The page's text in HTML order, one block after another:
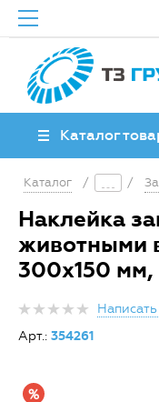
Каталог
Каталог / /
Наклейка
животными
300х150
Арт.: 354261